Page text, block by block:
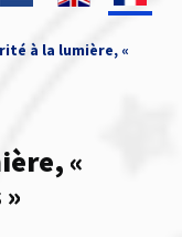
à la lumière, «
«